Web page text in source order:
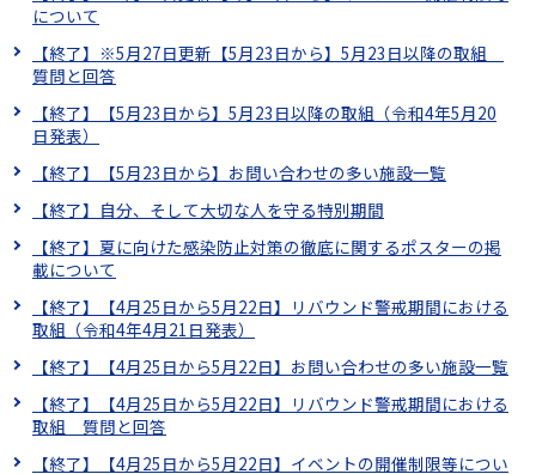
について
【終了】※5月27日更新【5月23日から】5月23日以降の取組
質問と回答
【終了】【5月23日から】5月23日以降の取組（令和4年5月20
日発表）
【終了】【5月23日から】お問い合わせの多い施設一覧
【終了】自分、そして大切な人を守る特別期間
【終了】夏に向けた感染防止対策の徹底に関するポスターの掲
載について
【終了】【4月25日から5月22日】リバウンド警戒期間における
取組（令和4年4月21日発表）
【終了】【4月25日から5月22日】お問い合わせの多い施設一覧
【終了】【4月25日から5月22日】リバウンド警戒期間における
取組 質問と回答
【終了】【4月25日から5月22日】イベントの開催制限等につい